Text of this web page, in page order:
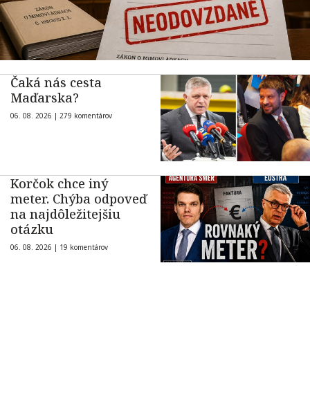
Čaká nás cesta
Maďarska?
06. 08. 2026 | 279 komentárov
Korčok chce iný
meter. Chýba odpoveď
na najdôležitejšiu
otázku
06. 08. 2026 | 19 komentárov